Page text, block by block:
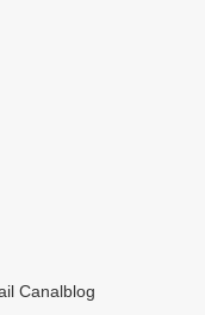
Canalblog